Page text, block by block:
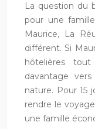
La question du
pour une
Maurice, La
différent. Si
hôtelières
davantage
nature. Pour 15
rendre le
une famille